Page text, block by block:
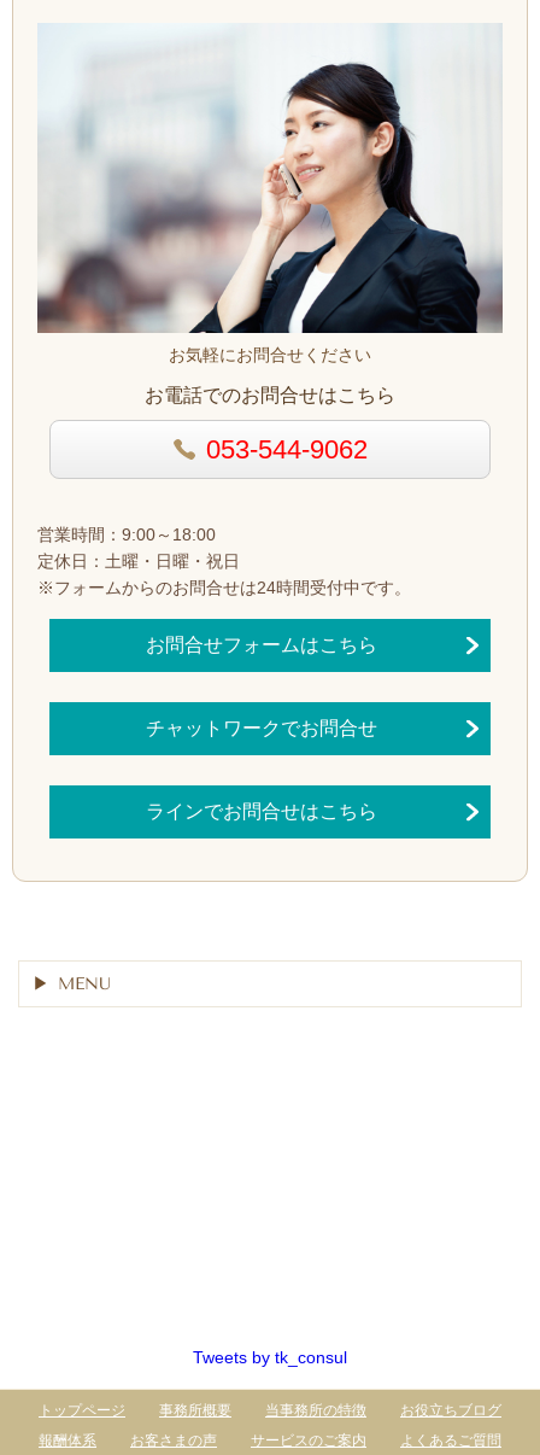
お気軽にお問合せください
お電話でのお問合せはこちら
053-544-9062
営業時間：9:00～18:00
定休日：土曜・日曜・祝日
※フォームからのお問合せは24時間受付中です。
お問合せフォームはこちら
チャットワークでお問合せ
ラインでお問合せはこちら
MENU
Tweets by tk_consul
トップページ 事務所概要 当事務所の特徴
お役立ちブログ
報酬体系
お客さまの声 サービスのご案内 よくあるご質問